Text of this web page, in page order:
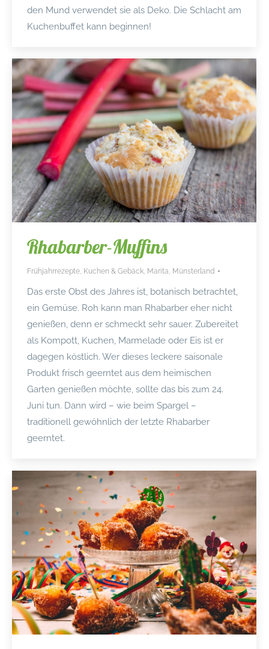
den Mund verwendet sie als Deko. Die Schlacht am
Kuchenbuffet kann beginnen!
Rhabarber-Muffins
Frühjahrrezepte Kuchen & Gebäck Marita Münsterland
Das erste Obst des Jahres ist, botanisch betrachtet,
ein Gemüse. Roh kann man Rhabarber eher nicht
genießen, denn er schmeckt sehr sauer. Zubereitet
als Kompott, Kuchen, Marmelade oder Eis ist er
dagegen köstlich. Wer dieses leckere saisonale
Produkt frisch geerntet aus dem heimischen
Garten genießen möchte, sollte das bis zum 24.
Juni tun. Dann wird – wie beim Spargel –
traditionell gewöhnlich der letzte Rhabarber
geerntet.